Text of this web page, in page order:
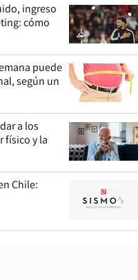
ingreso
cómo
puede
según un
a los
físico y la
Chile: